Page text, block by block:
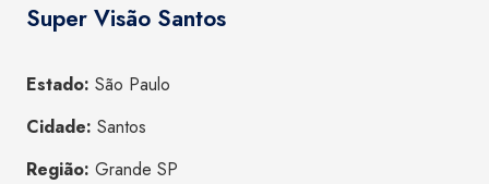
Super Visão Santos
Estado: São Paulo
Cidade: Santos
Região: Grande SP